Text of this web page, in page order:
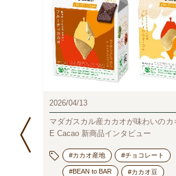
2026/04/13
マダガスカル産カカオが味わいのカ
E Cacao 新商品インタビュー
#カカオ産地 #チョコレート
#BEAN to BAR #カカオ豆